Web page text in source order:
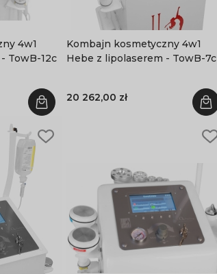
TowB-12c
Kombajn kosmetyczny 4w1
Hebe z lipolaserem - TowB-7c
20 262,00 zł